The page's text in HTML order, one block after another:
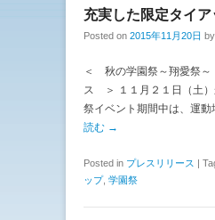
充実した限定タイア
Posted on 2015年11月20日 by
＜ 秋の学園祭～翔愛祭
ス ＞ １１月２１日（土
祭イベント期間中は、運動
読む →
Posted in プレスリリース |
ップ, 学園祭